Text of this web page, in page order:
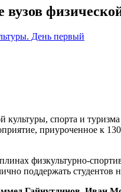
вузов
культуры, спорта и
приуроченное к
физкультурно-
поддержать студентов